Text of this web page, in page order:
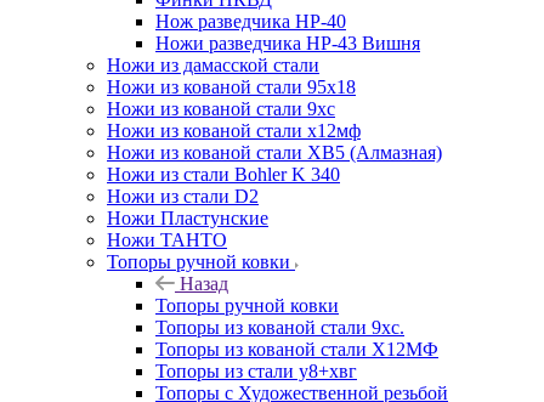
Нож разведчика НР-40
Ножи разведчика НР-43 Вишня
Ножи из дамасской стали
Ножи из кованой стали 95х18
Ножи из кованой стали 9хс
Ножи из кованой стали х12мф
Ножи из кованой стали ХВ5 (Алмазная)
Ножи из стали Bohler K 340
Ножи из стали D2
Ножи Пластунские
Ножи ТАНТО
Топоры ручной ковки
Назад
Топоры ручной ковки
Топоры из кованой стали 9хс.
Топоры из кованой стали Х12МФ
Топоры из стали у8+хвг
Топоры с Художественной резьбой